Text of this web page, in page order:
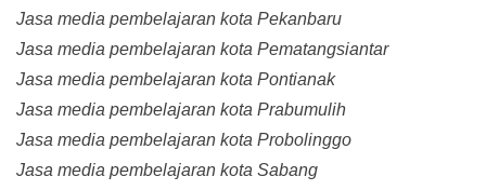
Jasa media pembelajaran kota Pekanbaru
Jasa media pembelajaran kota Pematangsiantar
Jasa media pembelajaran kota Pontianak
Jasa media pembelajaran kota Prabumulih
Jasa media pembelajaran kota Probolinggo
Jasa media pembelajaran kota Sabang